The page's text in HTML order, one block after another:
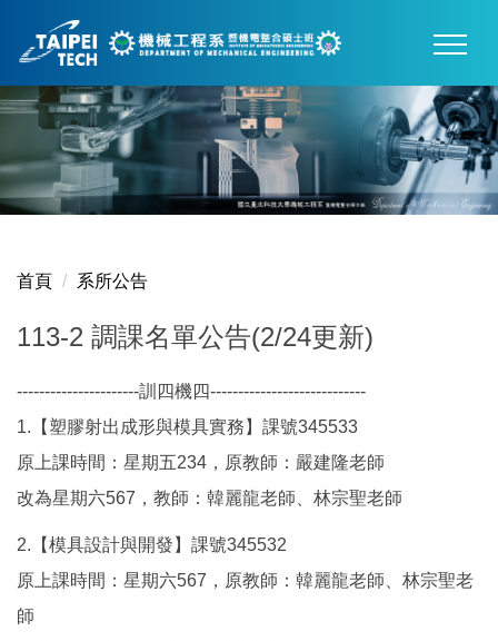
要
區
首頁 系所公告
113-2 調課名單公告(2/24更新)
----------------------訓四機四----------------------------
1.【塑膠射出成形與模具實務】課號345533
原上課時間：星期五234，原教師：嚴建隆老師
改為星期六567，教師：韓麗龍老師、林宗聖老師
2.【模具設計與開發】課號345532
原上課時間：星期六567，原教師：韓麗龍老師、林宗聖老
師